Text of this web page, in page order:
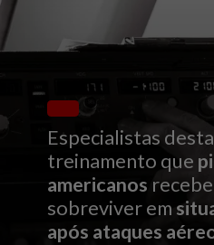
Especialistas
treinamento que
americanos
sobreviver em
após ataques